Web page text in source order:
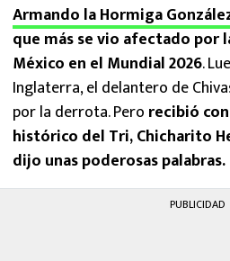
Armando la Hormiga
que más se vio afectado por
México en el Mundial 2026.
Inglaterra, el delantero de
por la derrota. Pero recibió
histórico del Tri, Chicharito
dijo unas poderosas palabras.
PUBLICIDAD